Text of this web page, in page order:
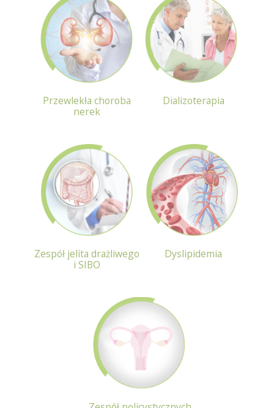
Przewlekła choroba
nerek
Dializoterapia
Zespół jelita drażliwego
i SIBO
Dyslipidemia